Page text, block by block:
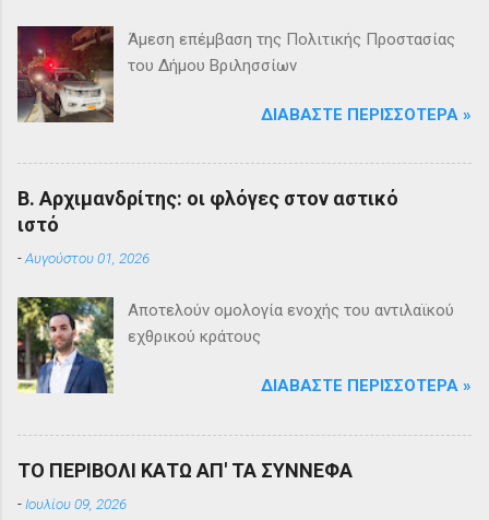
Άμεση επέμβαση της Πολιτικής Προστασίας
του Δήμου Βριλησσίων
ΔΙΑΒΆΣΤΕ ΠΕΡΙΣΣΌΤΕΡΑ »
Β. Αρχιμανδρίτης: οι φλόγες στον αστικό
ιστό
-Αυγούστου 01, 2026
Αποτελούν ομολογία ενοχής του αντιλαϊκού
εχθρικού κράτους
ΔΙΑΒΆΣΤΕ ΠΕΡΙΣΣΌΤΕΡΑ »
ΤΟ ΠΕΡΙΒΟΛΙ ΚΑΤΩ ΑΠ' ΤΑ ΣΥΝΝΕΦΑ
- Ιουλίου 09, 2026